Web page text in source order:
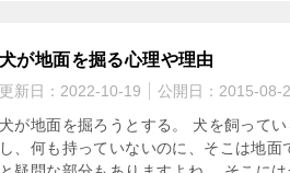
犬が地面を掘る心理や理由
更新日： 2022-10-19 公開日： 2015-08-
犬が地面を掘ろうとする。 犬を飼って
し、何も持っていないのに、そこは地